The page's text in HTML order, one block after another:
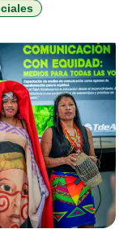
real en sus